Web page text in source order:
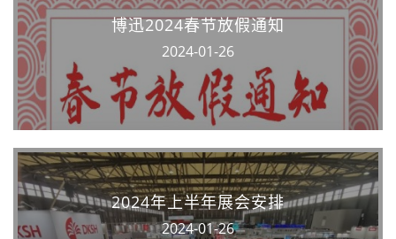
博迅2024春节放假通知
2024-01-26
2024年上半年展会安排
2024-01-26